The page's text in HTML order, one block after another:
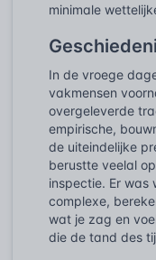
minimale
In de vroege
vakmensen
overgeleverde
empirische,
de uiteindelijke
berustte veelal
inspectie. Er was
complexe,
wat je zag en
die de tand des